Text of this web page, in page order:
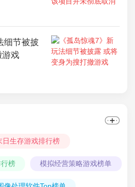
细节被披
游戏
日生存游戏排行榜
榜 模拟经营策略游戏榜单